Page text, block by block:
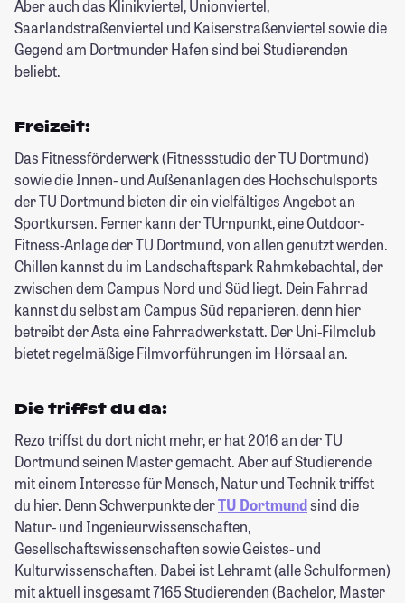
Aber auch das Klinikviertel, Unionviertel,
Saarlandstraßenviertel und Kaiserstraßenviertel sowie die
Gegend am Dortmunder Hafen sind bei Studierenden
beliebt.
Freizeit:
Das Fitnessförderwerk (Fitnessstudio der TU Dortmund)
sowie die Innen- und Außenanlagen des Hochschulsports
der TU Dortmund bieten dir ein vielfältiges Angebot an
Sportkursen. Ferner kann der TUrnpunkt, eine Outdoor-
Fitness-Anlage der TU Dortmund, von allen genutzt werden.
Chillen kannst du im Landschaftspark Rahmkebachtal, der
zwischen dem Campus Nord und Süd liegt. Dein Fahrrad
kannst du selbst am Campus Süd reparieren, denn hier
betreibt der Asta eine Fahrradwerkstatt. Der Uni-Filmclub
bietet regelmäßige Filmvorführungen im Hörsaal an.
Die triffst du da:
Rezo triffst du dort nicht mehr, er hat 2016 an der TU
Dortmund seinen Master gemacht. Aber auf Studierende
mit einem Interesse für Mensch, Natur und Technik triffst
du hier. Denn Schwerpunkte derTU Dortmundsind die
Natur- und Ingenieurwissenschaften,
Gesellschaftswissenschaften sowie Geistes- und
Kulturwissenschaften. Dabei ist Lehramt (alle Schulformen)
mit aktuell insgesamt 7165 Studierenden (Bachelor, Master